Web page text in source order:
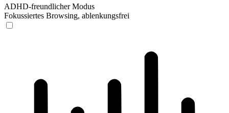
ADHD-freundlicher Modus
Fokussiertes Browsing, ablenkungsfrei